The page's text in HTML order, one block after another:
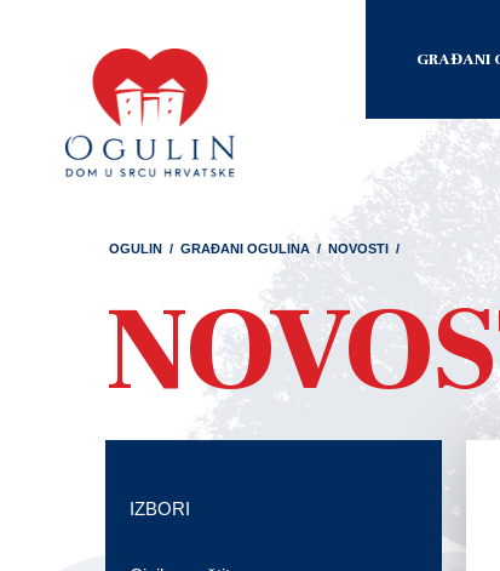
GRAĐANI
OGULIN / GRAĐANI OGULINA / NOVOSTI /
IZBORI